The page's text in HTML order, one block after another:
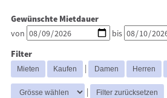
Dirndl
Lederhosen Zubehör
Kostüme
Hüte
Trachtenjacken
Trachtenhemden
Westen
Gewünschte Mietdauer
von bis
Filter
|
|